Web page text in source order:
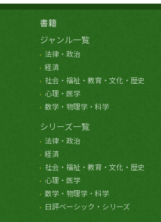
書籍
ジャンル一覧
法律・政治
経済
社会・福祉・教育・文化・歴史
心理・医学
数学・物理学・科学
シリーズ一覧
法律・政治
経済
社会・福祉・教育・文化・歴史
心理・医学
数学・物理学・科学
日評ベーシック・シリーズ